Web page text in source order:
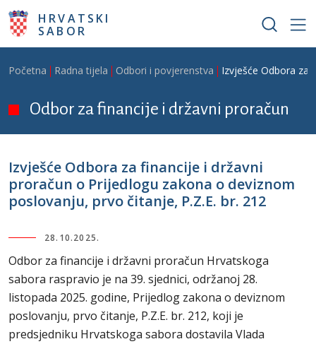
Skoči na glavni sadržaj
HRVATSKI
SABOR
Breadcrumb
Početna Radna tijela Odbori i povjerenstva Izvješće Odbora za
Odbor za financije i državni proračun
Izvješće Odbora za financije i državni
proračun o Prijedlogu zakona o deviznom
poslovanju, prvo čitanje, P.Z.E. br. 212
28.10.2025.
Odbor za financije i državni proračun Hrvatskoga
sabora raspravio je na 39. sjednici, održanoj 28.
listopada 2025. godine, Prijedlog zakona o deviznom
poslovanju, prvo čitanje, P.Z.E. br. 212, koji je
predsjedniku Hrvatskoga sabora dostavila Vlada